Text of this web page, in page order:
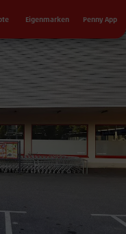
Eigenmarken Penny App